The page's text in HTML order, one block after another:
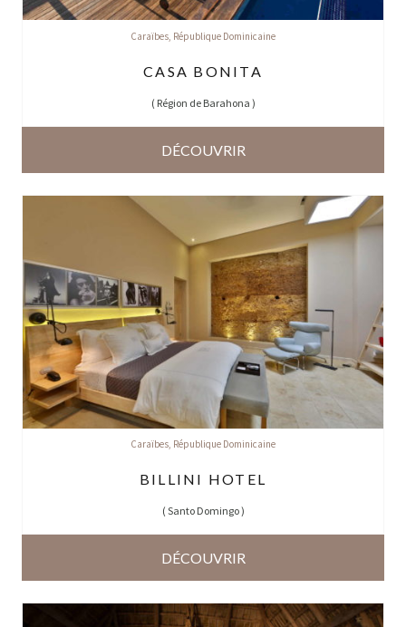
Caraïbes République Dominicaine
CASA BONITA
( Région de Barahona )
DÉCOUVRIR
Caraïbes, République Dominicaine
BILLINI HOTEL
( Santo Domingo)
DÉCOUVRIR